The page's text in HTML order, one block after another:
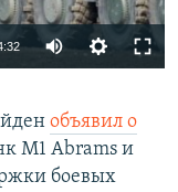
480p
360p
480p
объявил о
M1 Abrams и
боевых